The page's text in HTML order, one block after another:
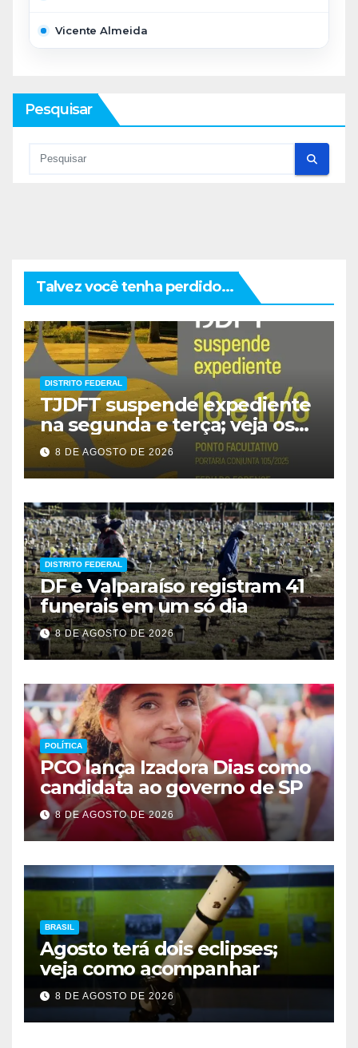
Vicente Almeida
Pesquisar
Talvez você tenha perdido...
DISTRITO FEDERAL
TJDFT suspende expediente
na segunda e terça; veja os
prazos
8 DE AGOSTO DE 2026
DISTRITO FEDERAL
DF e Valparaíso registram 41
funerais em um só dia
8 DE AGOSTO DE 2026
POLÍTICA
PCO lança Izadora Dias como
candidata ao governo de SP
8 DE AGOSTO DE 2026
BRASIL
Agosto terá dois eclipses;
veja como acompanhar
8 DE AGOSTO DE 2026